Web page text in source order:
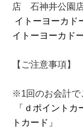
店 石神井公園
イトーヨーカ
イトーヨーカド
【ご注意事項】
※1回のお会計で
「ｄポイント
トカード」